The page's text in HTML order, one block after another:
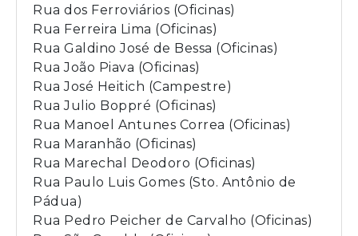
Rua dos Ferroviários (Oficinas)
Rua Ferreira Lima (Oficinas)
Rua Galdino José de Bessa (Oficinas)
Rua João Piava (Oficinas)
Rua José Heitich (Campestre)
Rua Julio Boppré (Oficinas)
Rua Manoel Antunes Correa (Oficinas)
Rua Maranhão (Oficinas)
Rua Marechal Deodoro (Oficinas)
Rua Paulo Luis Gomes (Sto. Antônio de
Pádua)
Rua Pedro Peicher de Carvalho (Oficinas)